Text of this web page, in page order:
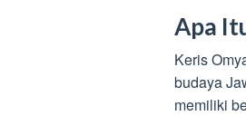
Apa
Keris
budaya
memiliki